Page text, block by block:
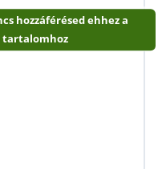
hozzáférésed ehhez a
tartalomhoz